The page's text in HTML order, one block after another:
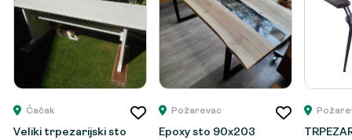
Čačak
Veliki trpezarijski sto
Požarevac
Epoxy sto 90x203